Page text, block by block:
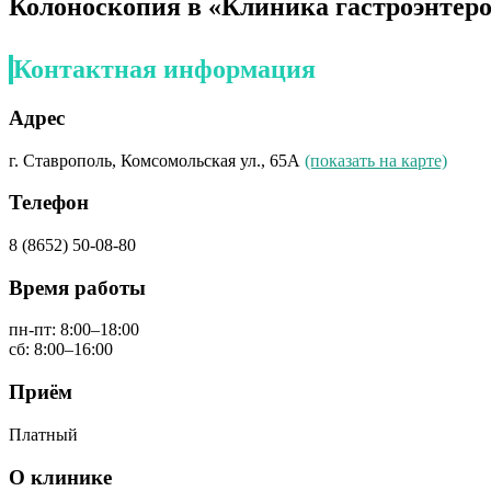
Колоноскопия в «Клиника
Контактная информация
Адрес
г. Ставрополь, Комсомольская ул., 65А (показать на карте)
Телефон
8 (8652) 50‑08-80
Время работы
пн-пт: 8:00–18:00
сб: 8:00–16:00
Приём
Платный
О клинике